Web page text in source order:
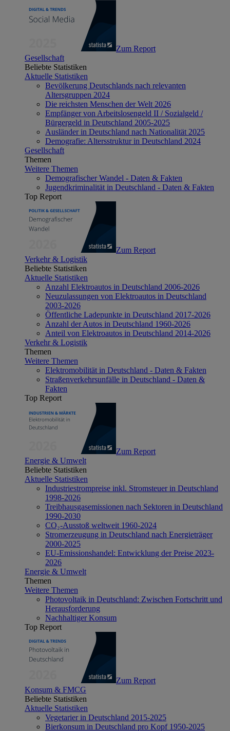
Zum Report
Gesellschaft
Beliebte Statistiken
Aktuelle Statistiken
Bevölkerung Deutschlands nach relevanten
Altersgruppen 2024
Die reichsten Menschen der Welt 2026
Empfänger von Arbeitslosengeld II / Sozialgeld /
Bürgergeld in Deutschland 2005-2025
Ausländer in Deutschland nach Nationalität 2025
Demografie: Altersstruktur in Deutschland 2024
Gesellschaft
Themen
Weitere Themen
Demografischer Wandel - Daten & Fakten
Jugendkriminalität in Deutschland - Daten & Fakten
Top Report
Zum Report
Verkehr & Logistik
Beliebte Statistiken
Aktuelle Statistiken
Anzahl Elektroautos in Deutschland 2006-2026
Neuzulassungen von Elektroautos in Deutschland
2003-2026
Öffentliche Ladepunkte in Deutschland 2017-2026
Anzahl der Autos in Deutschland 1960-2026
Anteil von Elektroautos in Deutschland 2014-2026
Verkehr & Logistik
Themen
Weitere Themen
Elektromobilität in Deutschland - Daten & Fakten
Straßenverkehrsunfälle in Deutschland - Daten &
Fakten
Top Report
Zum Report
Energie & Umwelt
Beliebte Statistiken
Aktuelle Statistiken
Industriestrompreise inkl. Stromsteuer in Deutschland
1998-2026
Treibhausgasemissionen nach Sektoren in Deutschland
1990-2030
CO₂-Ausstoß weltweit 1960-2024
Stromerzeugung in Deutschland nach Energieträger
2000-2025
EU-Emissionshandel: Entwicklung der Preise 2023-
2026
Energie & Umwelt
Themen
Weitere Themen
Photovoltaik in Deutschland: Zwischen Fortschritt und
Herausforderung
Nachhaltiger Konsum
Top Report
Zum Report
Konsum & FMCG
Beliebte Statistiken
Aktuelle Statistiken
Vegetarier in Deutschland 2015-2025
Bierkonsum in Deutschland pro Kopf 1950-2025